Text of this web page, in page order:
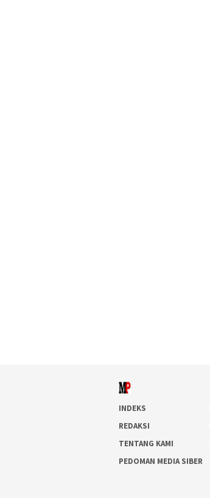
INDEKS
REDAKSI
TENTANG KAMI
PEDOMAN MEDIA SIBER